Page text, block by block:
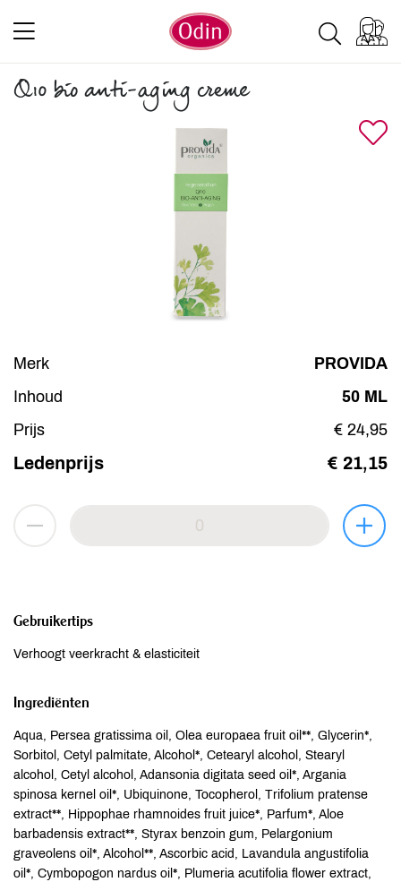
Q10 bio anti-aging creme
Merk
PROVIDA
Inhoud
50 ML
Prijs
€ 24,95
Ledenprijs € 21,15
Gebruikertips
Verhoogt veerkracht & elasticiteit
Ingrediënten
Aqua, Persea gratissima oil, Olea europaea fruit oil**, Glycerin*,
Sorbitol, Cetyl palmitate, Alcohol*, Cetearyl alcohol, Stearyl
alcohol, Cetyl alcohol, Adansonia digitata seed oil*, Argania
spinosa kernel oil*, Ubiquinone, Tocopherol, Trifolium pratense
extract**, Hippophae rhamnoides fruit juice*, Parfum*, Aloe
barbadensis extract**, Styrax benzoin gum, Pelargonium
graveolens oil*, Alcohol**, Ascorbic acid, Lavandula angustifolia
oil*, Cymbopogon nardus oil*, Plumeria acutifolia flower extract,